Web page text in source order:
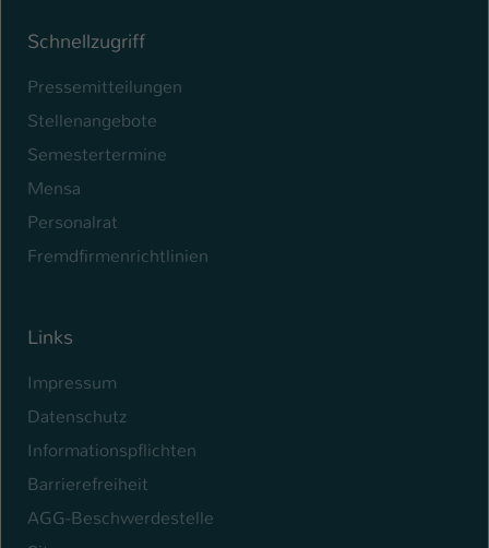
Schnellzugriff
Pressemitteilungen
Stellenangebote
Semestertermine
Mensa
Personalrat
Fremdfirmenrichtlinien
Links
Impressum
Datenschutz
Informationspflichten
Barrierefreiheit
AGG-Beschwerdestelle